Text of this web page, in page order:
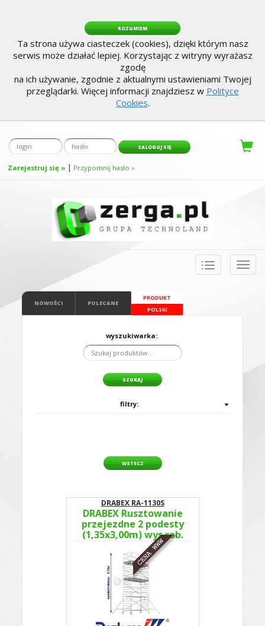
ROZUMIEM
Ta strona używa ciasteczek (cookies), dzięki którym nasz
serwis może działać lepiej. Korzystając z witryny wyrażasz
zgodę
na ich używanie, zgodnie z aktualnymi ustawieniami Twojej
przeglądarki. Więcej informacji znajdziesz w Polityce
Cookies.
Zarejestruj się » | Przypomnij hasło »
Toggle
NOWOŚCI POLECANE
PRODUKT
POLSKI
wyszukiwarka:
filtry:
WSTECZ
DRABEX RA-1130S
DRABEX Rusztowanie
przejezdne 2 podesty
(1,35x3,00m) wys.rob.
4,15m RA 1130S TYP
360